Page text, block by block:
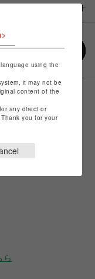
ら
using the
it may not be
content of the
any direct or
you for your